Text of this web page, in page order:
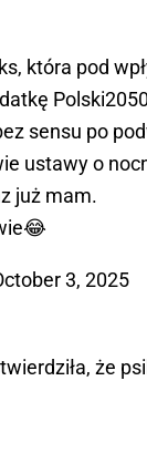
która pod
sensu po
ustawy o
już mam.
3, 2025
że